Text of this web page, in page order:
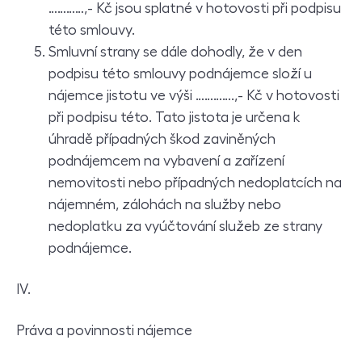
…………,- Kč jsou splatné v hotovosti při podpisu
této smlouvy.
Smluvní strany se dále dohodly, že v den
podpisu této smlouvy podnájemce složí u
nájemce jistotu ve výši ………….,- Kč v hotovosti
při podpisu této. Tato jistota je určena k
úhradě případných škod zaviněných
podnájemcem na vybavení a zařízení
nemovitosti nebo případných nedoplatcích na
nájemném, zálohách na služby nebo
nedoplatku za vyúčtování služeb ze strany
podnájemce.
IV.
Práva a povinnosti nájemce